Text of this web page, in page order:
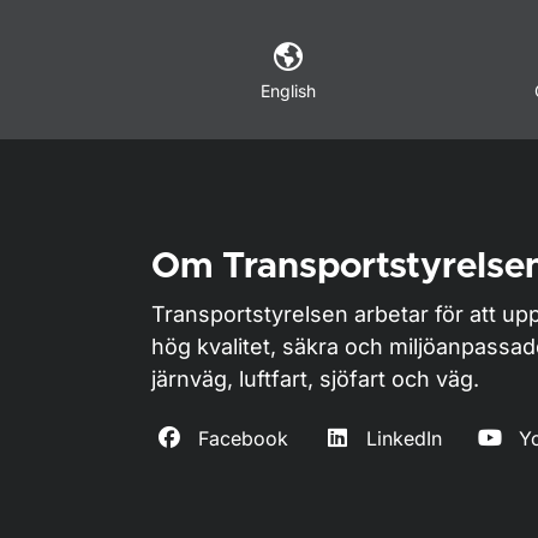
English
Om
Transportstyrelsen arbetar för att
hög kvalitet, säkra och
järnväg, luftfart, sjöfart och väg.
Facebook LinkedIn